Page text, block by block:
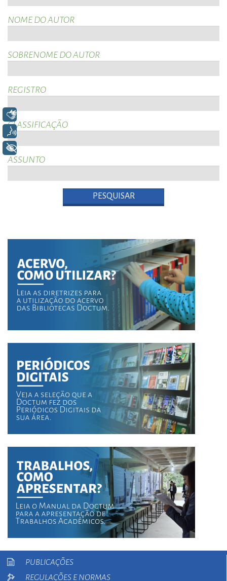
NOME DO AUTOR
SOBRENOME DO AUTOR
REGISTRO
CLASSIFICAÇÃO
ASSUNTO
PESQUISAR
PUBLICAÇÕES
REGULAÇÕES E NORMAS
Voz
+ Acessibilidade